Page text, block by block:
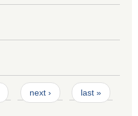
next › last »